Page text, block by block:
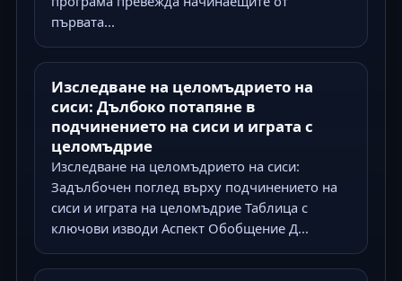
първата...
Изследване на целомъдрието на
сиси: Дълбоко потапяне в
подчинението на сиси и играта с
целомъдрие
Изследване на целомъдрието на сиси:
Задълбочен поглед върху подчинението на
сиси и играта на целомъдрие Таблица с
ключови изводи Аспект Обобщение Д...